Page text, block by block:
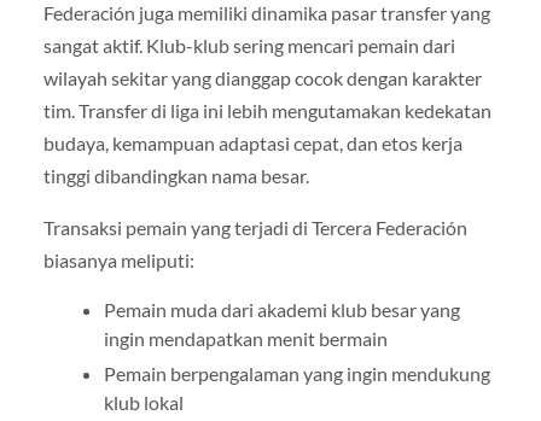
Federación juga memiliki dinamika pasar transfer yang
sangat aktif. Klub-klub sering mencari pemain dari
wilayah sekitar yang dianggap cocok dengan karakter
tim. Transfer di liga ini lebih mengutamakan kedekatan
budaya, kemampuan adaptasi cepat, dan etos kerja
tinggi dibandingkan nama besar.
Transaksi pemain yang terjadi di Tercera Federación
biasanya meliputi:
Pemain muda dari akademi klub besar yang
ingin mendapatkan menit bermain
Pemain berpengalaman yang ingin mendukung
klub lokal